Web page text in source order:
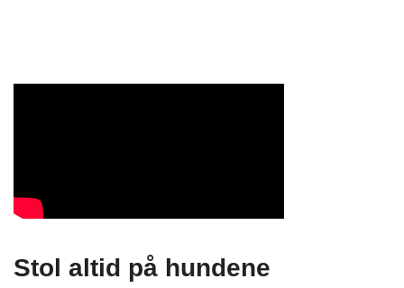
Stol altid på hundene